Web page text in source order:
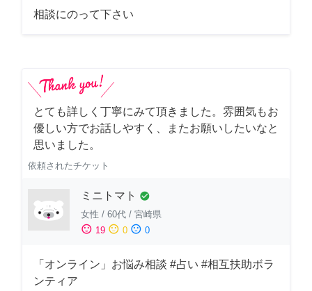
相談にのって下さい
とても詳しく丁寧にみて頂きました。雰囲気もお
優しい方でお話しやすく、またお願いしたいなと
思いました。
依頼されたチケット
ミニトマト check_circle
女性 / 60代 / 宮崎県
sentiment_satisfied 19 sentiment_neutral 0 sentiment_dissatisfied 0
「オンライン」お悩み相談 #占い #相互扶助ボラ
ンティア